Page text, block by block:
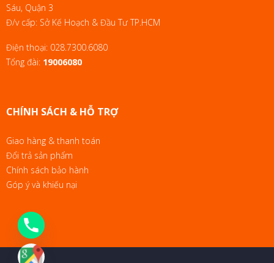
Sáu, Quận 3
Đ/v cấp: Sở Kế Hoạch & Đầu Tư TP.HCM
Điện thoại: 028.7300.6080
Tổng đài: 19006080
CHÍNH SÁCH & HỖ TRỢ
Giao hàng & thanh toán
Đổi trả sản phẩm
Chính sách bảo hành
Góp ý và khiếu nại